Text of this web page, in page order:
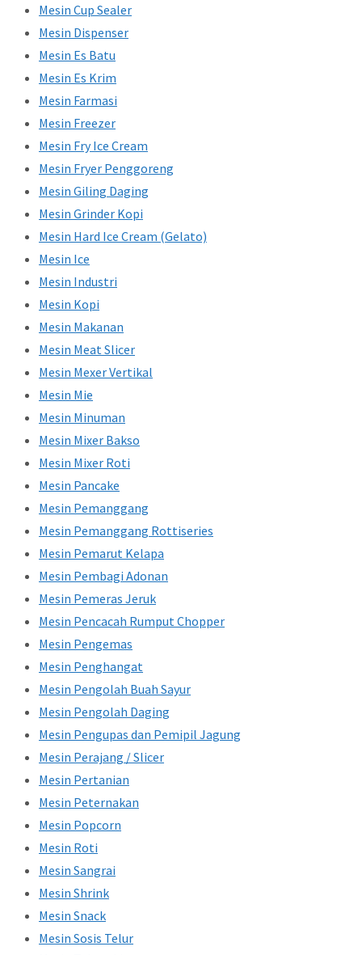
Mesin Cup Sealer
Mesin Dispenser
Mesin Es Batu
Mesin Es Krim
Mesin Farmasi
Mesin Freezer
Mesin Fry Ice Cream
Mesin Fryer Penggoreng
Mesin Giling Daging
Mesin Grinder Kopi
Mesin Hard Ice Cream (Gelato)
Mesin Ice
Mesin Industri
Mesin Kopi
Mesin Makanan
Mesin Meat Slicer
Mesin Mexer Vertikal
Mesin Mie
Mesin Minuman
Mesin Mixer Bakso
Mesin Mixer Roti
Mesin Pancake
Mesin Pemanggang
Mesin Pemanggang Rottiseries
Mesin Pemarut Kelapa
Mesin Pembagi Adonan
Mesin Pemeras Jeruk
Mesin Pencacah Rumput Chopper
Mesin Pengemas
Mesin Penghangat
Mesin Pengolah Buah Sayur
Mesin Pengolah Daging
Mesin Pengupas dan Pemipil Jagung
Mesin Perajang / Slicer
Mesin Pertanian
Mesin Peternakan
Mesin Popcorn
Mesin Roti
Mesin Sangrai
Mesin Shrink
Mesin Snack
Mesin Sosis Telur